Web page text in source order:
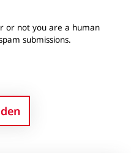
or not you are a human
submissions.